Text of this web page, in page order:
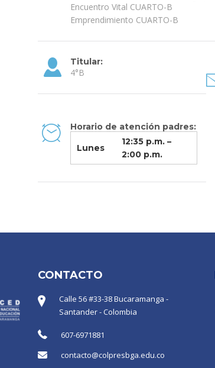
Encuentro Vital CUARTO-B
Emprendimiento CUARTO-B
Titular:
4°B
Horario de atención padres:
Lunes
12:35 p.m. –
2:00 p.m.
CONTACTO
Calle 56 #33-38 Bucaramanga -
Santander - Colombia
607-6971881
contacto@colpresbga.edu.co